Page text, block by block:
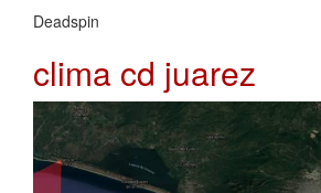
Deadspin
clima cd juarez